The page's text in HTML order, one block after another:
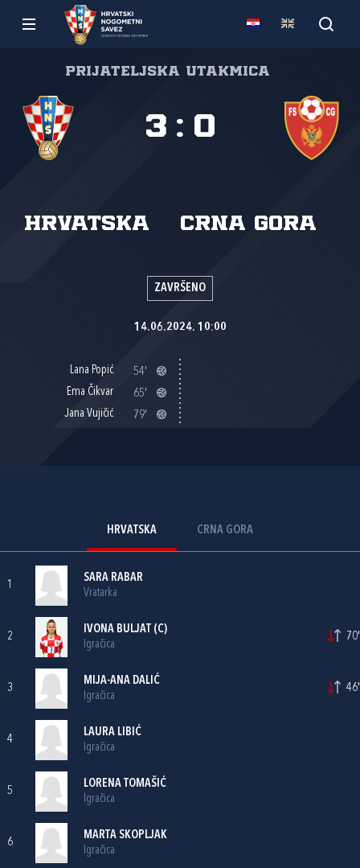
Prijateljska utakmica
Hrvatska Crna Gora
3 : 0
ZAVRŠENO
14.06.2024. 10:00
Lana Popić
54'
Ema Čikvar
65'
Jana Vujičić
79'
HRVATSKA CRNA GORA
1
SARA RABAR
Vratarka
2
IVONA BULJAT (C)
Igračica
70'
3
MIJA-ANA DALIĆ
Igračica
46'
4
LAURA LIBIĆ
Igračica
5
LORENA TOMAŠIĆ
Igračica
6
MARTA SKOPLJAK
Igračica